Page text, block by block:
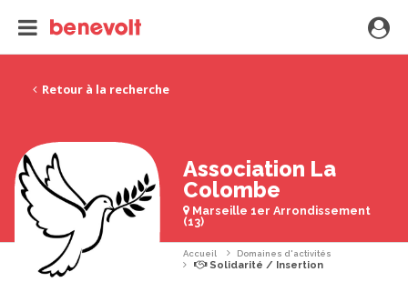
Retour à la recherche
Association La
Colombe
Marseille 1er Arrondissement
(13)
Accueil Domaines d'activités
Solidarité / Insertion